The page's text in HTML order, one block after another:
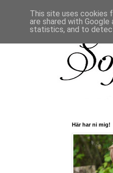
Här har ni mig!
This site uses cookies
are shared with
statistics, and to